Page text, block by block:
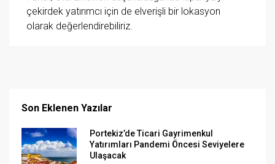
çekirdek yatırımcı için de elverişli bir lokasyon
olarak değerlendirebiliriz.
Son Eklenen Yazılar
Portekiz’de Ticari Gayrimenkul
Yatırımları Pandemi Öncesi Seviyelere
Ulaşacak